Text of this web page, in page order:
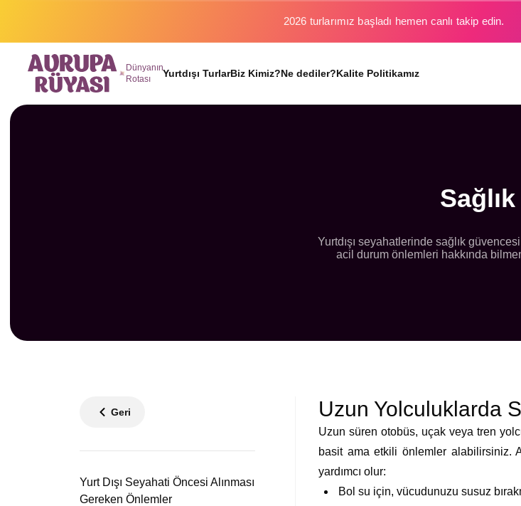
2026 turlarımız başladı hemen canlı takip edin.
Dünyanın
Rotası
Yurtdışı TurlarBiz Kimiz?Ne dediler?Kalite Politikamız
Sağlık
Yurtdışı seyahatlerinde sağlık
acil durum önlemleri hakkında
Geri
Yurt Dışı Seyahati Öncesi Alınması
Gereken Önlemler
Uzun Yolculuklarda
Uzun süren otobüs, uçak veya tren
basit ama etkili önlemler alabilirsiniz.
yardımcı olur:
Bol su için, vücudunuzu susuz